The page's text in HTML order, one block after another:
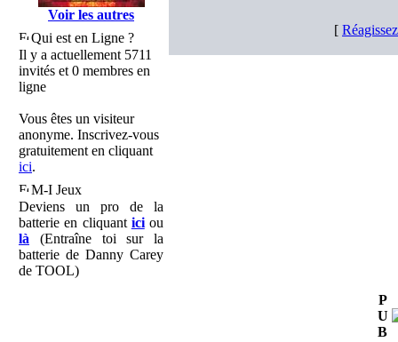
Voir les autres
Qui est en Ligne ?
Il y a actuellement 5711
invités et 0 membres en
ligne
Vous êtes un visiteur
anonyme. Inscrivez-vous
gratuitement en cliquant
ici.
M-I Jeux
Deviens un pro de la
batterie en cliquant iciou
là (Entraîne toi sur la
batterie de Danny Carey
de TOOL)
[
P
U
B